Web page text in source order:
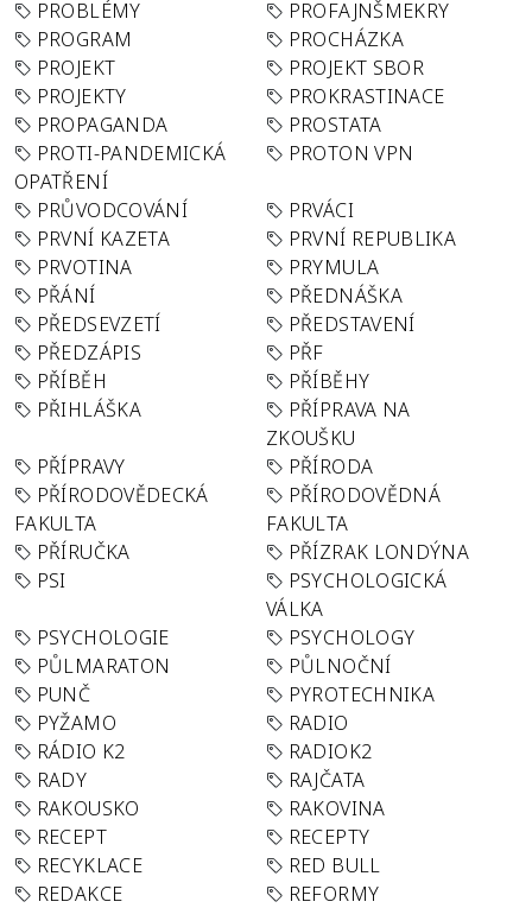
PROBLÉMY
PROFAJNŠMEKRY
PROGRAM
PROCHÁZKA
PROJEKT
PROJEKT SBOR
PROJEKTY
PROKRASTINACE
PROPAGANDA
PROSTATA
PROTI-PANDEMICKÁ
OPATŘENÍ
PROTON VPN
PRŮVODCOVÁNÍ
PRVÁCI
PRVNÍ KAZETA
PRVNÍ REPUBLIKA
PRVOTINA
PRYMULA
PŘÁNÍ
PŘEDNÁŠKA
PŘEDSEVZETÍ
PŘEDSTAVENÍ
PŘEDZÁPIS
PŘF
PŘÍBĚH
PŘÍBĚHY
PŘIHLÁŠKA
PŘÍPRAVA NA
ZKOUŠKU
PŘÍPRAVY
PŘÍRODA
PŘÍRODOVĚDECKÁ
FAKULTA
PŘÍRODOVĚDNÁ
FAKULTA
PŘÍRUČKA
PŘÍZRAK LONDÝNA
PSI
PSYCHOLOGICKÁ
VÁLKA
PSYCHOLOGIE
PSYCHOLOGY
PŮLMARATON
PŮLNOČNÍ
PUNČ
PYROTECHNIKA
PYŽAMO
RADIO
RÁDIO K2
RADIOK2
RADY
RAJČATA
RAKOUSKO
RAKOVINA
RECEPT
RECEPTY
RECYKLACE
RED BULL
REDAKCE
REFORMY